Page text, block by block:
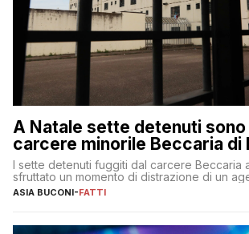
A Natale sette detenuti sono
carcere minorile Beccaria di
I sette detenuti fuggiti dal carcere Beccaria
sfruttato un momento di distrazione di un
ASIA BUCONI-FATTI